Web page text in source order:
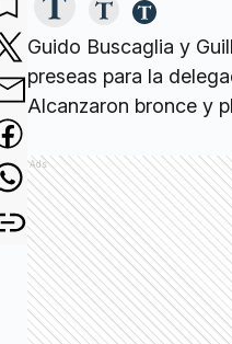
Guido Buscaglia y
preseas para la
Alcanzaron bronce y
Ads